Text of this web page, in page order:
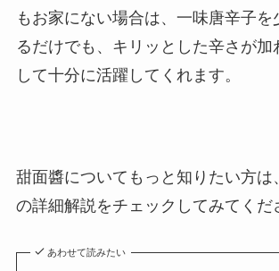
もお家にない場合は、一味唐辛子を
るだけでも、キリッとした辛さが加
して十分に活躍してくれます。
甜面醬についてもっと知りたい方は
の詳細解説をチェックしてみてくだ
あわせて読みたい